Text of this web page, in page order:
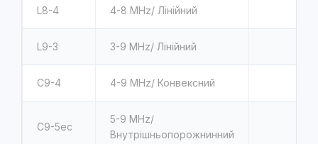
L8-4 4-8 MHz/ Лінійний
L9-3 3-9 MHz/ Лінійний
C9-4 4-9 MHz/ Конвексний
C9-5ec
5-9 MHz/
Внутрішньопорожнинний